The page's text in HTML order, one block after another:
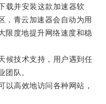
并安装这款加速器软
，青云加速器会自动为用
限度地提升网络速度和稳
技术支持，用户遇到任
团队。
高效地访问各种网站，